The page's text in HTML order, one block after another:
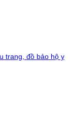
trang, đồ bảo hộ y